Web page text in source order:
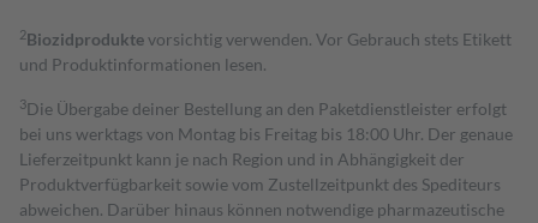
2Biozidproduktevorsichtig verwenden. Vor Gebrauch stets Etikett
und Produktinformationen lesen.
3Die Übergabe deiner Bestellung an den Paketdienstleister erfolgt
bei uns werktags von Montag bis Freitag bis 18:00 Uhr. Der genaue
Lieferzeitpunkt kann je nach Region und in Abhängigkeit der
Produktverfügbarkeit sowie vom Zustellzeitpunkt des Spediteurs
abweichen. Darüber hinaus können notwendige pharmazeutische